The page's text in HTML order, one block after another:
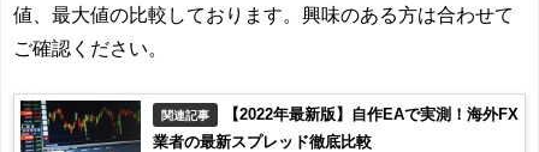
値、最大値の比較しております。興味のある方は合わせて
ご確認ください。
関連記事
【2022年最新版】自作EAで実測！海外FX
業者の最新スプレッド徹底比較